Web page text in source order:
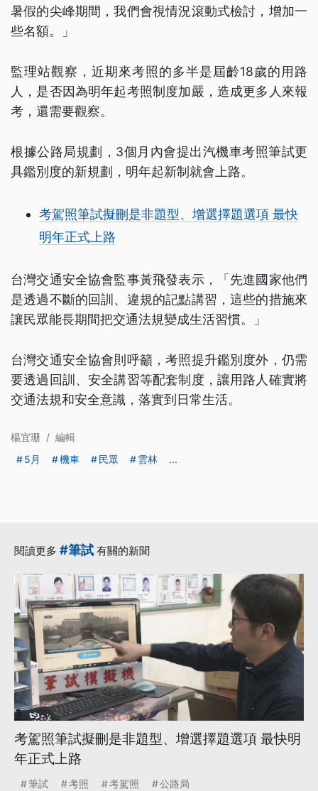
暑假的尖峰期間，我們會視情況滾動式檢討，增加一
些名額。」
監理站觀察，近期來考照的多半是屆齡18歲的用路
人，是否因為明年起考照制度加嚴，造成更多人來報
考，還需要觀察。
根據公路局規劃，3個月內會提出汽機車考照筆試更
具鑑別度的新規劃，明年起新制就會上路。
考駕照筆試擬刪是非題型、增選擇題選項 最快
明年正式上路
台灣交通安全協會監事黃飛發表示，「先進國家他們
是透過不斷的回訓、違規的記點講習，這些的措施來
讓民眾能長期間把交通法規變成生活習慣。」
台灣交通安全協會則呼籲，考照提升鑑別度外，仍需
要透過回訓、安全講習等配套制度，讓用路人確實將
交通法規和安全意識，落實到日常生活。
楊宜珊 / 編輯
5月
機車 民眾 雲林 ...
閱讀更多 #筆試 有關的新聞
考駕照筆試擬刪是非題型、增選擇題選項 最快明
年正式上路
筆試 考照 考駕照 公路局